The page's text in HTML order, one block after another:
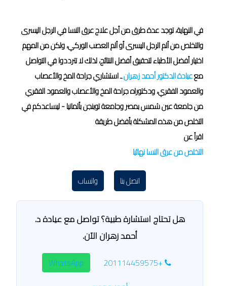
في النهاية، توجد عدة طرق من أجل علاج عرق النسا في الرجل اليسرى
والتخلص من ألم الرجل اليسرى أو ألم العصب الوركي، ولكن من المهم
اختيار أفضل الأطباء لتحقيق أفضل النتائج، لذلك لا تترددوا في التواصل
مععيادة الدكتور أحمد زهرانـ استشاري جراحة المخ والأعصاب
والعمود الفقري، ودكتوراه جراحة المخ والأعصاب والعمود الفقري
من جامعة عين شمس بمصر وجامعة توبنجن بألمانيا - ليساعدكم في
التخلص من هذه المشكلة بأفضل طريقة
اقرأ عن
التخلص من عرق النسا نهائيا
اتصل بنا
واتساب
هل تحتاج استشارة طبية؟ تواصل مع عيادة د.
أحمد زهران الآن.
+201114459575
WhatsApp